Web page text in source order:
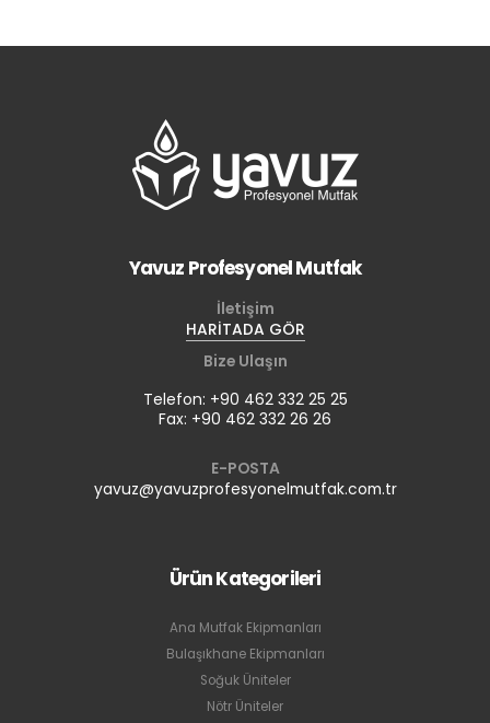
Yavuz Profesyonel Mutfak
İletişim
HARİTADA GÖR
Bize Ulaşın
Telefon: +90 462 332 25 25
Fax: +90 462 332 26 26
E-POSTA
yavuz@yavuzprofesyonelmutfak.com.tr
Ürün Kategorileri
Ana Mutfak Ekipmanları
Bulaşıkhane Ekipmanları
Soğuk Üniteler
Nötr Üniteler